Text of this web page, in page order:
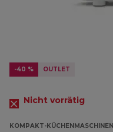
-40 % OUTLET
Nicht vorrätig
KOMPAKT-KÜCHENMASCHINEN